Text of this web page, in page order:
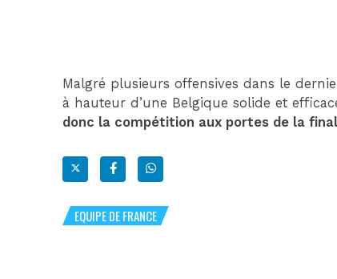
Malgré plusieurs offensives dans le
à hauteur d’une Belgique solide et
donc la compétition aux portes de la
EQUIPE DE FRANCE